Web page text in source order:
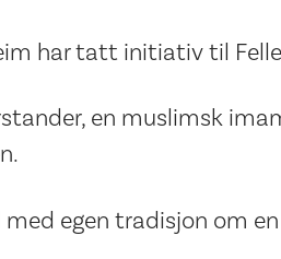
har tatt initiativ til
en muslimsk
egen tradisjon om